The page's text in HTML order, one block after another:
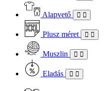
Alapvető
Plusz méret
Muszlin
Eladás